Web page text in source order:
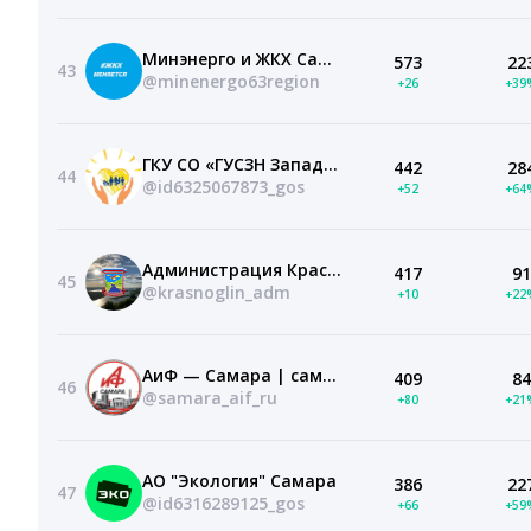
43
Минэнерго и ЖКХ Самарской области
@minenergo63region
573
+26
44
ГКУ СО «ГУСЗН Западного округа»
@id6325067873_gos
442
+52
45
Администрация Красноглинского района г. Самара
@krasnoglin_adm
417
+10
91
46
АиФ — Самара | самое полезное и интересное
@samara_aif_ru
409
+80
84
47
АО "Экология" Самара
@id6316289125_gos
386
+66